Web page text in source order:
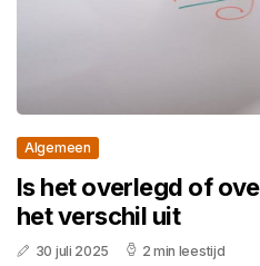
Algemeen
Is het overlegd of
het verschil uit
30 juli 2025 2 min leestijd